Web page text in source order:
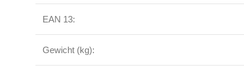
EAN 13:
Gewicht (kg):